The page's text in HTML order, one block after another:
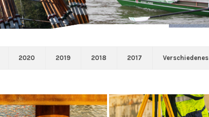
2020 2019 2018 2017 Verschiedenes